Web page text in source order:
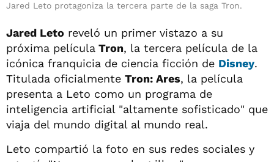
Jared Leto protagoniza la tercera parte de la saga Tron.
Jared Leto reveló un primer vistazo a su
próxima película Tron, la tercera película de la
icónica franquicia de ciencia ficción de Disney.
Titulada oficialmente Tron: Ares, la película
presenta a Leto como un programa de
inteligencia artificial "altamente sofisticado" que
viaja del mundo digital al mundo real.
Leto compartió la foto en sus redes sociales y